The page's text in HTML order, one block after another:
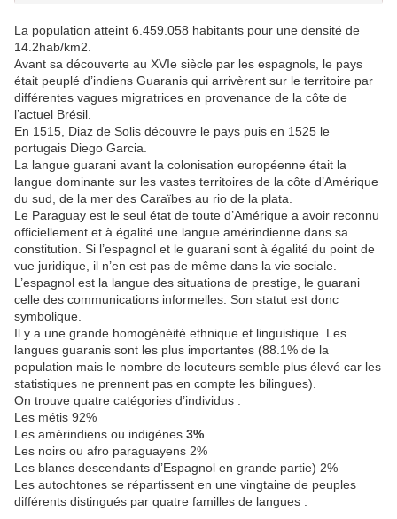
La population atteint 6.459.058 habitants pour une densité de
14.2hab/km2.
Avant sa découverte au XVIe siècle par les espagnols, le pays
était peuplé d’indiens Guaranis qui arrivèrent sur le territoire par
différentes vagues migratrices en provenance de la côte de
l’actuel Brésil.
En 1515, Diaz de Solis découvre le pays puis en 1525 le
portugais Diego Garcia.
La langue guarani avant la colonisation européenne était la
langue dominante sur les vastes territoires de la côte d’Amérique
du sud, de la mer des Caraïbes au rio de la plata.
Le Paraguay est le seul état de toute d’Amérique a avoir reconnu
officiellement et à égalité une langue amérindienne dans sa
constitution. Si l’espagnol et le guarani sont à égalité du point de
vue juridique, il n’en est pas de même dans la vie sociale.
L’espagnol est la langue des situations de prestige, le guarani
celle des communications informelles. Son statut est donc
symbolique.
Il y a une grande homogénéité ethnique et linguistique. Les
langues guaranis sont les plus importantes (88.1% de la
population mais le nombre de locuteurs semble plus élevé car les
statistiques ne prennent pas en compte les bilingues).
On trouve quatre catégories d’individus :
Les métis 92%
Les amérindiens ou indigènes 3%
Les noirs ou afro paraguayens 2%
Les blancs descendants d’Espagnol en grande partie) 2%
Les autochtones se répartissent en une vingtaine de peuples
différents distingués par quatre familles de langues :